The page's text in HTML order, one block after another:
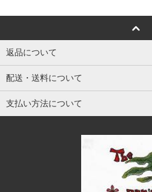
返品について
配送・送料について
支払い方法について